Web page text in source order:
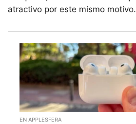
atractivo por este mismo motivo.
EN APPLESFERA